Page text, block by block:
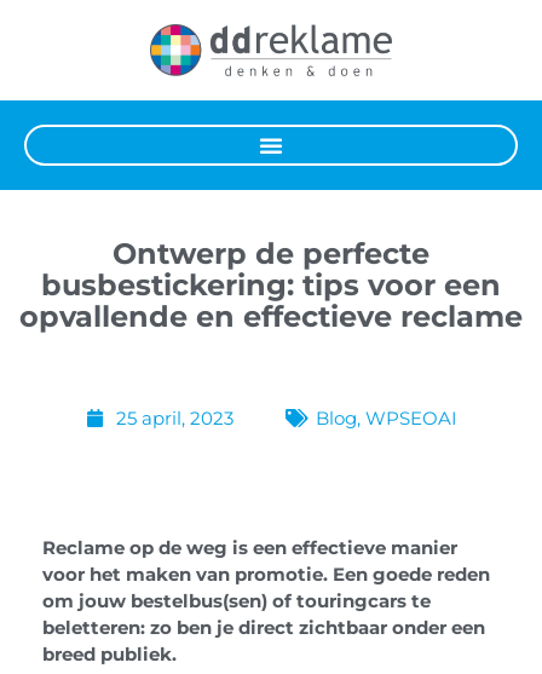
Ontwerp de perfecte
busbestickering: tips voor een
opvallende en effectieve reclame
25 april, 2023 Blog, WPSEOAI
Reclame op de weg is een effectieve manier
voor het maken van promotie. Een goede reden
om jouw bestelbus(sen) of touringcars te
beletteren: zo ben je direct zichtbaar onder een
breed publiek.